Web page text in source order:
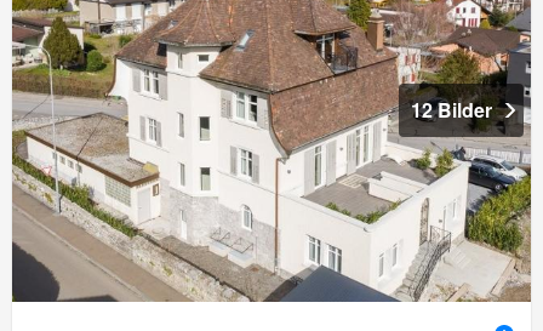
12 Bilder